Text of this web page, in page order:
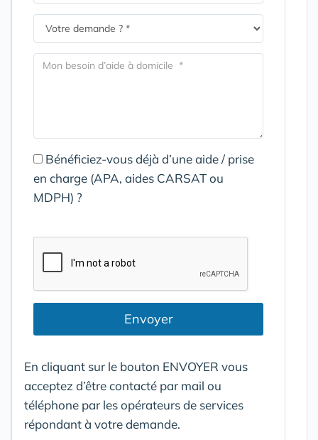
Bénéficiez-vous déjà d’une aide / prise
en charge (APA, aides CARSAT ou
MDPH) ?
Envoyer
En cliquant sur le bouton ENVOYER vous
acceptez d’être contacté par mail ou
téléphone par les opérateurs de services
répondant à votre demande.